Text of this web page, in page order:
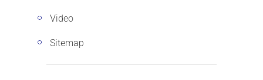
Video
Sitemap